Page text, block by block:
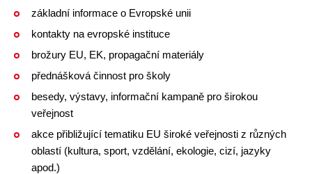
základní informace o Evropské unii
kontakty na evropské instituce
brožury EU, EK, propagační materiály
přednášková činnost pro školy
besedy, výstavy, informační kampaně pro širokou
veřejnost
akce přibližující tematiku EU široké veřejnosti z různých
oblastí (kultura, sport, vzdělání, ekologie, cizí, jazyky
apod.)